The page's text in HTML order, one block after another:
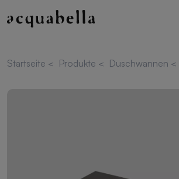
Startseite < Produkte < Duschwannen <